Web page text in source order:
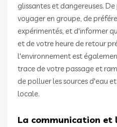
glissantes et dangereuses.
voyager en groupe, de
expérimentés, et d'informer
et de votre heure de retour
l'environnement est
trace de votre passage et
de polluer les sources d'eau
locale.
La communication et